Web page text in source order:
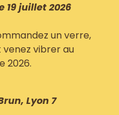
19 juillet 2026
un verre,
vibrer au
2026.
Lyon 7